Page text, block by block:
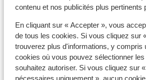
contenu et nos publicités plus pertinents
En cliquant sur « Accepter », vous
de tous les cookies. Si vous cliquez sur
trouverez plus d'informations, y compris
cookies où vous pouvez sélectionner
souhaitez autoriser. Si vous cliquez sur
nécessaires uniquement », aucun
Distance jusqu'au distributeur
Distance aux magasins les plus
100 mètres
Distance à la supérette la plus
mètres
Distance au restaurant le plus